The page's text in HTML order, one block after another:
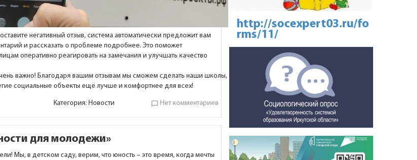
негативный отзыв, система автоматически предложит вам
и рассказать о проблеме подробнее. Это поможет
оперативно реагировать на замечания и улучшать качество
важно! Благодаря вашим отзывам мы сможем сделать наши школы,
социальные объекты ещё лучше и комфортнее для всех!
Категория: Новости chat_bubble_outline Нет комментариев
для молодежи»
Мы, в детском саду, верим, что юность – это время, когда мечты
http://socexpert03.ru/fo
rms/11/